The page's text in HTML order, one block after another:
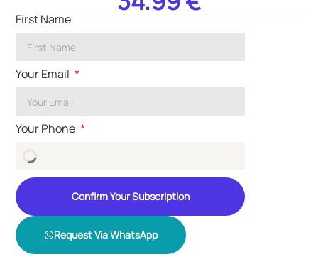
First Name
Your Email
Your Phone
Confirm Your Subscription
Request Via WhatsApp